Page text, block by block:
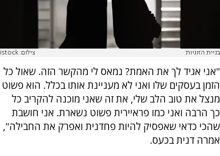
בניית הזוגיות צילום: istock
"אני אגיד לך את האמת? נמאס לי מהקשר הזה. שאול כל
הזמן בעסקים שלו ואני לא מעניינת אותו בכלל. הוא פשוט
מנצל את טוב הלב שלי, את זה שאני מוכנה להקריב כל
כך הרבה ואני כמו פראיירית פשוט נשארת. אני חושבת
שהכי כדאי שאפסיק להיות פחדנית ואפרק את החבילה",
אמרה דנית בכעס.